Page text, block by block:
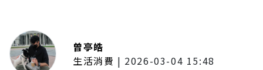
曾亭皓
生活消費 | 2026-03-04 15:48